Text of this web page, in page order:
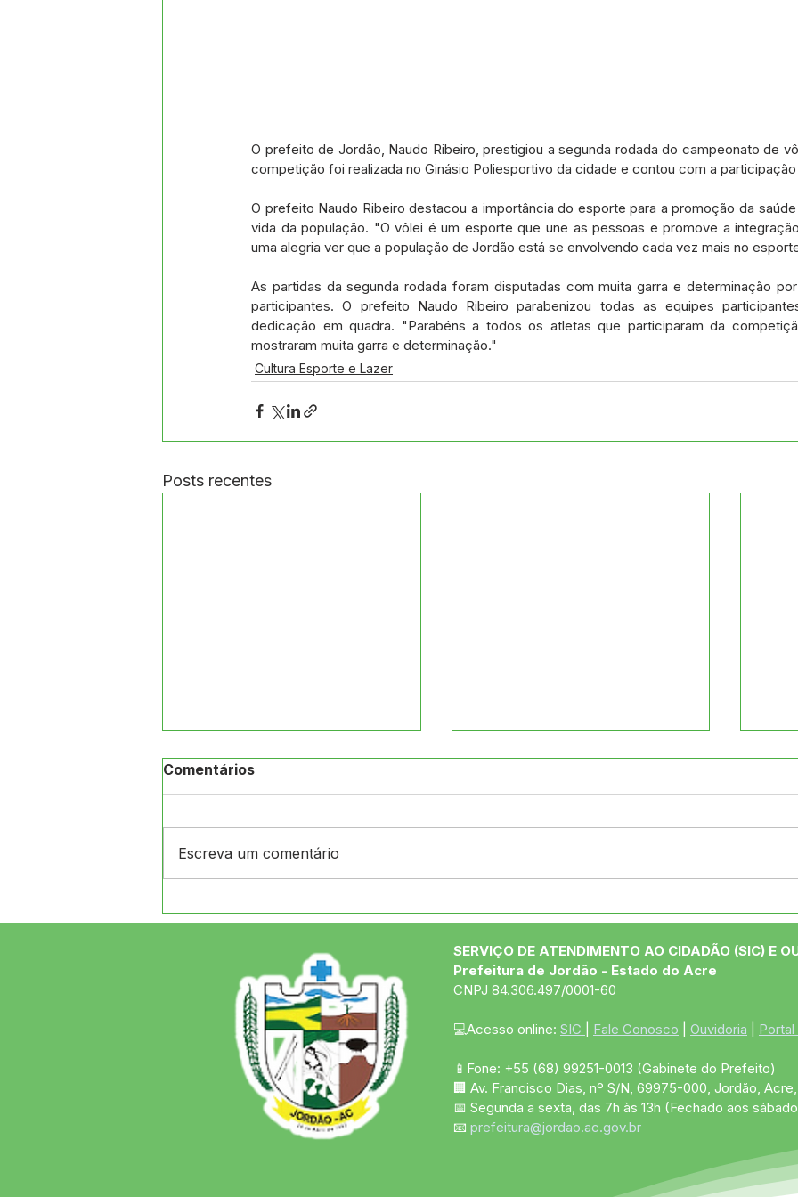
O prefeito de Jordão, Naudo Ribeiro, prestigiou a segunda rodada do campeonato de
competição foi realizada no Ginásio Poliesportivo da cidade e contou com a
O prefeito Naudo Ribeiro destacou a importância do esporte para a promoção da
vida da população. "O vôlei é um esporte que une as pessoas e promove a
uma alegria ver que a população de Jordão está se envolvendo cada vez mais no
As partidas da segunda rodada foram disputadas com muita garra e determinação
participantes. O prefeito Naudo Ribeiro parabenizou todas as equipes
dedicação em quadra. "Parabéns a todos os atletas que participaram da
mostraram muita garra e determinação."
Cultura Esporte e Lazer
Posts recentes
MAXIMANI 2026 Entrega
Consolida a Força da
Cultura em Jordão
com vasta programação
esportiva, inaugurações e
show nacional de Evoney
Fernandes
de
Comentários
Escreva um comentário
SERVIÇO DE ATENDIMENTO AO CIDADÃO (SIC) E
Prefeitura de Jordão - Estado do Acre
CNPJ 84.306.497/0001-60
💻Acesso online: SIC Fale Conosco Ouvidoria
📱Fone: +55 (68) 99251-0013 (Gabinete do Prefeito)
🏢 Av. Francisco Dias, nº S/N, 69975-000, Jordão,
📅 Segunda a sexta, das 7h às 13h (Fechado aos
📧 prefeitura@jordao.ac.gov.br